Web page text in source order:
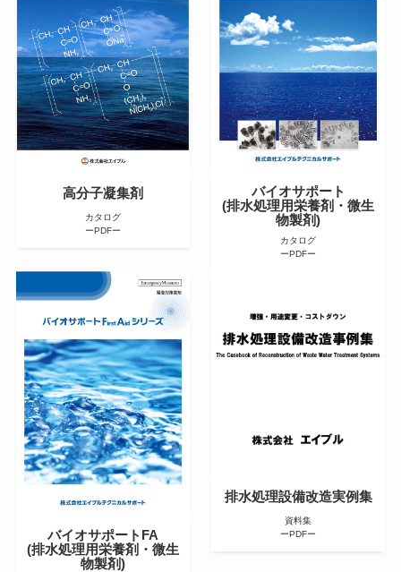
高分子凝集剤
カタログ
ーPDFー
バイオサポート
(排水処理用栄養剤・微生
物製剤)
カタログ
ーPDFー
バイオサポートFA
(排水処理用栄養剤・微生
物製剤)
排水処理設備改造実例集
資料集
ーPDFー